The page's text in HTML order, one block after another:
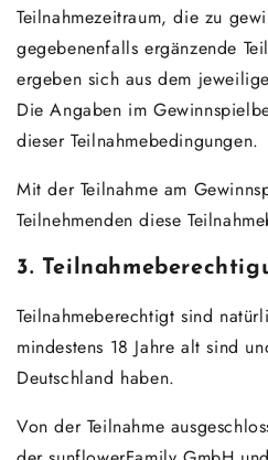
Teilnahmezeitraum, die zu
gegebenenfalls ergänzende
ergeben sich aus dem
Die Angaben im
dieser Teilnahmebedingungen.
Mit der Teilnahme am
Teilnehmenden diese
3.
Teilnahmeberechtigt sind
mindestens 18 Jahre alt sind
Deutschland haben.
Von der Teilnahme